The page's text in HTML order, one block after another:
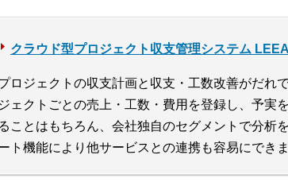
クラウド型プロジェクト収支管理システム
ロジェクトの収支計画と収支・工数改善がだれ
ジェクトごとの売上・工数・費用を登録し、予実
ることはもちろん、会社独自のセグメントで分析
ト機能により他サービスとの連携も容易にできま